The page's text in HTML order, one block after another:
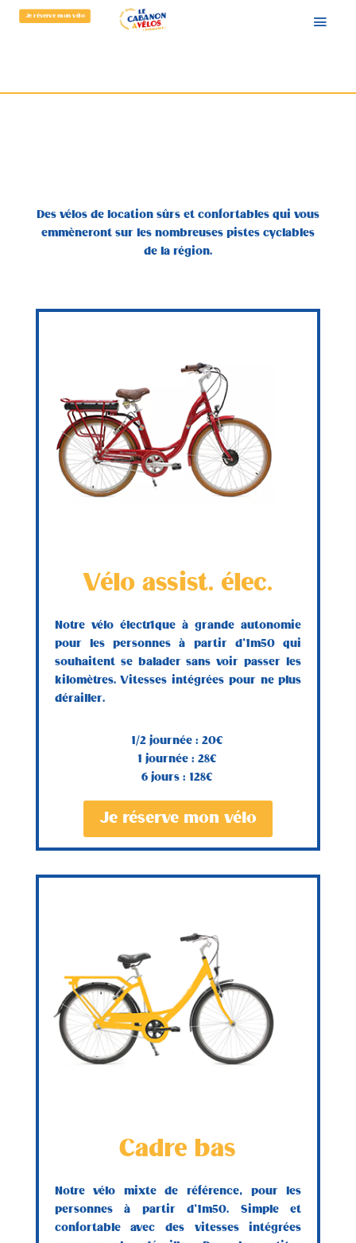
Je réserve mon vélo
Des vélos de location sûrs et confortables qui vous
emmèneront sur les nombreuses pistes cyclables
de la région.
Vélo assist. élec.
Notre vélo électrique à grande autonomie
pour les personnes à partir d’1m50 qui
souhaitent se balader sans voir passer les
kilomètres. Vitesses intégrées pour ne plus
dérailler.
1/2 journée : 20€
1 journée : 28€
6 jours : 128€
Je réserve mon vélo
Cadre bas
Notre vélo mixte de référence, pour les
personnes à partir d’1m50. Simple et
confortable avec des vitesses intégrées